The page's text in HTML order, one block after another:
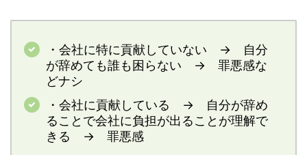
・会社に特に貢献していない → 自分
が辞めても誰も困らない → 罪悪感な
どナシ
・会社に貢献している → 自分が辞め
ることで会社に負担が出ることが理解で
きる → 罪悪感